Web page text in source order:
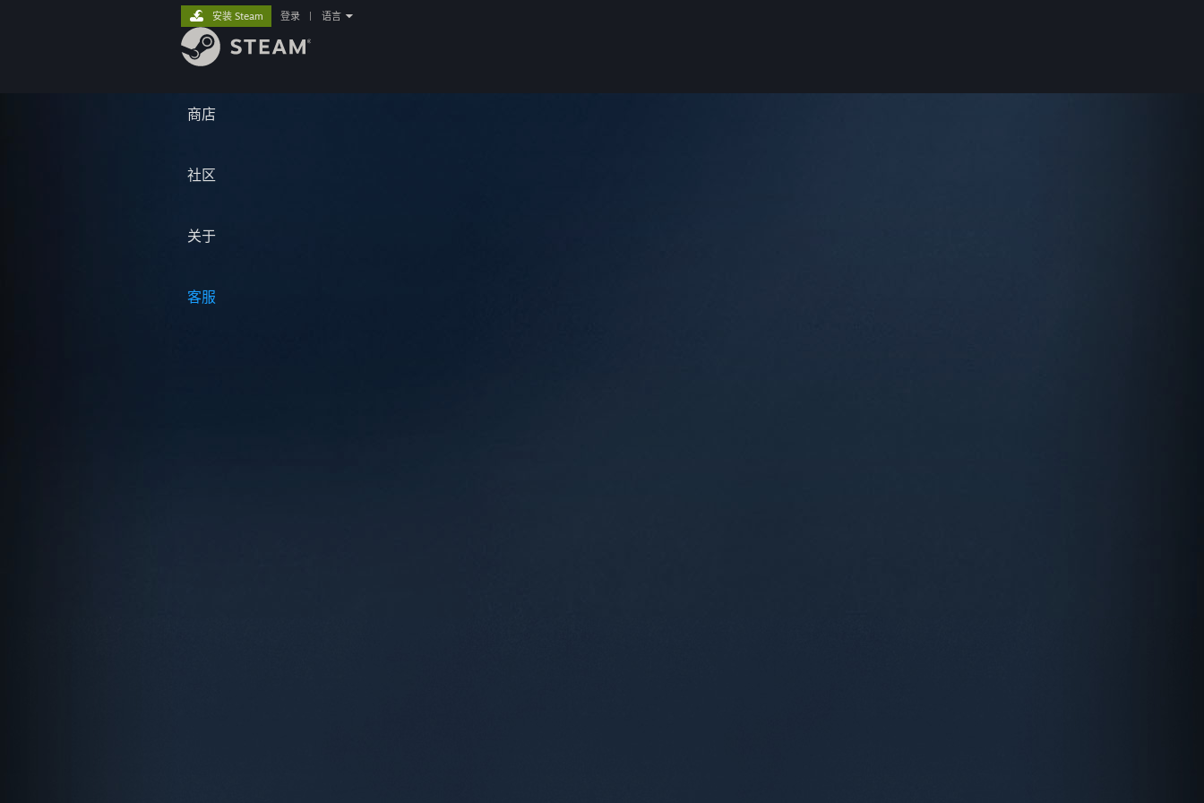
商店
社区
关于
客服
安装 Steam 登录 语言